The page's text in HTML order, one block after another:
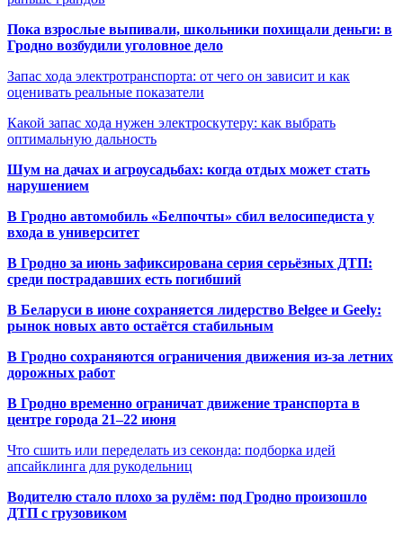
Пока взрослые выпивали, школьники похищали деньги: в
Гродно возбудили уголовное дело
Запас хода электротранспорта: от чего он зависит и как
оценивать реальные показатели
Какой запас хода нужен электроскутеру: как выбрать
оптимальную дальность
Шум на дачах и агроусадьбах: когда отдых может стать
нарушением
В Гродно автомобиль «Белпочты» сбил велосипедиста у
входа в университет
В Гродно за июнь зафиксирована серия серьёзных ДТП:
среди пострадавших есть погибший
В Беларуси в июне сохраняется лидерство Belgee и Geely:
рынок новых авто остаётся стабильным
В Гродно сохраняются ограничения движения из-за летних
дорожных работ
В Гродно временно ограничат движение транспорта в
центре города 21–22 июня
Что сшить или переделать из секонда: подборка идей
апсайклинга для рукодельниц
Водителю стало плохо за рулём: под Гродно произошло
ДТП с грузовиком